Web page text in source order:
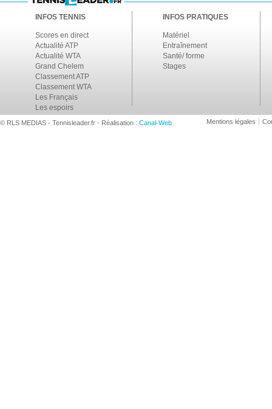
INFOS TENNIS
Scores en direct
Actualité ATP
Actualité WTA
Grand Chelem
Classement ATP
Classement WTA
Les Français
Les espoirs
INFOS PRATIQUES
Matériel
Entraînement
Santé/ forme
Stages
© RLS MEDIAS - Tennisleader.fr - Réalisation : Canal-Web Mentions légales